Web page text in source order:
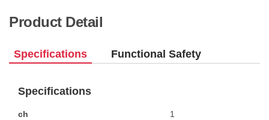
Product Detail
Specifications Functional Safety
Specifications
ch 1